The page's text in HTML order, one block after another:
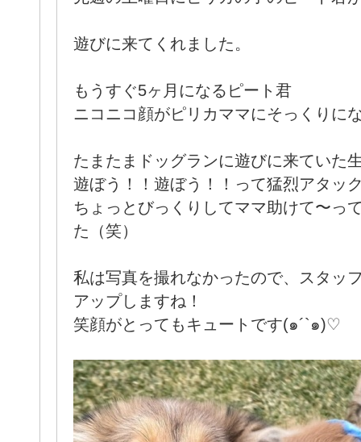
遊びに来てくれました。
もうすぐ5ヶ月になるピート君
ニコニコ顔がピリカママにそっくりに
たまたまドッグランに遊びに来ていた
遊ぼう！！遊ぼう！！って猛烈アタッ
ちょっとびっくりしてママ助けて〜っ
た（笑）
私は写真を撮れなかったので、スタッ
アップしますね！
笑顔がとってもキュートです(๑´`๑)♡